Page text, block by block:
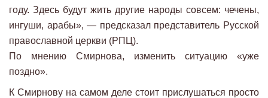
году. Здесь будут жить другие народы совсем: чечены,
ингуши, арабы», — предсказал представитель Русской
православной церкви (РПЦ).
По мнению Смирнова, изменить ситуацию «уже
поздно».
К Смирнову на самом деле стоит прислушаться просто